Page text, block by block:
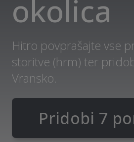
okolica
Hitro povprašajte vse
storitve (hrm) ter
Vransko.
Pridobi 7